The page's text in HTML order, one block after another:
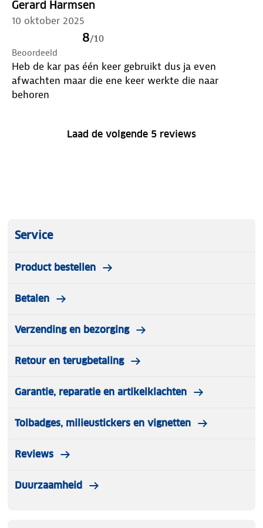
185 cm.
Gerard Harmsen
10 oktober 2025
8/10
Beoordeeld
Heb de kar pas één keer gebruikt dus ja even
afwachten maar die ene keer werkte die naar
behoren
Laad de volgende 5 reviews
Service
Product bestellen
Betalen
Verzending en bezorging
Retour en terugbetaling
Garantie, reparatie en artikelklachten
Tolbadges, milieustickers en vignetten
Reviews
Duurzaamheid